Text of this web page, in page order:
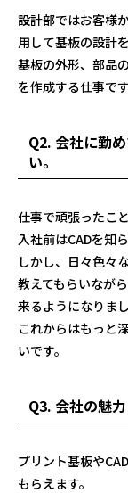
設計部ではお客様
用して基板の設計
基板の外形、部品
を作成する仕事です
Q2. 会社に勤
い。
仕事で頑張ったこ
入社前はCADを知
しかし、日々色々
教えてもらいなが
来るようになりまし
これからはもっと
いです。
Q3. 会社の魅
プリント基板や
もらえます。